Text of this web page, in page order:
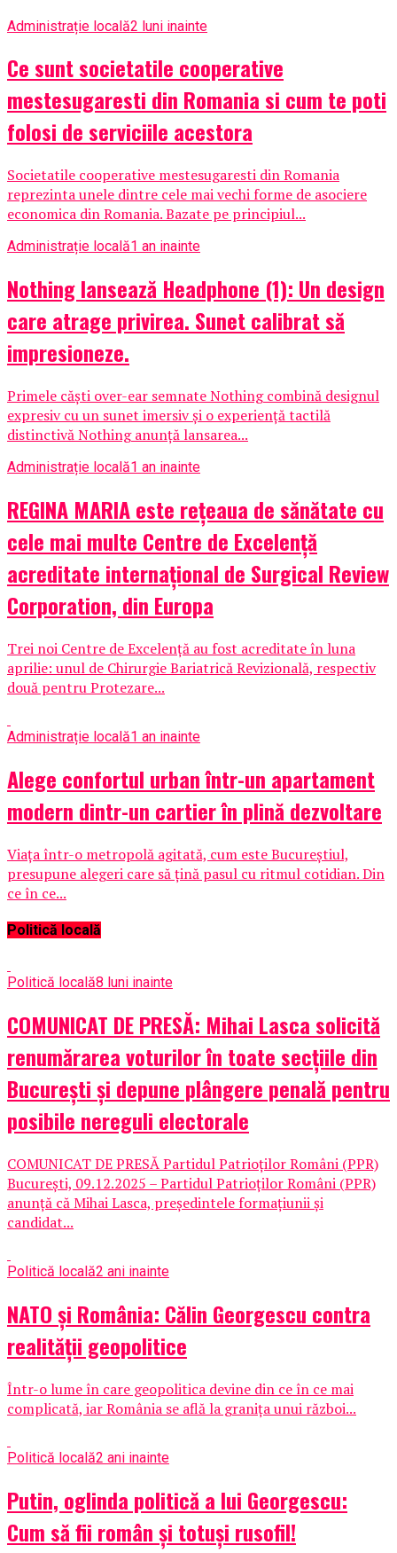
Administrație locală2 luni inainte
Ce sunt societatile cooperative
mestesugaresti din Romania si cum te poti
folosi de serviciile acestora
Societatile cooperative mestesugaresti din Romania
reprezinta unele dintre cele mai vechi forme de asociere
economica din Romania. Bazate pe principiul...
Administrație locală1 an inainte
Nothing lansează Headphone (1): Un design
care atrage privirea. Sunet calibrat să
impresioneze.
Primele căști over-ear semnate Nothing combină designul
expresiv cu un sunet imersiv și o experiență tactilă
distinctivă Nothing anunță lansarea...
Administrație locală1 an inainte
REGINA MARIA este rețeaua de sănătate cu
cele mai multe Centre de Excelență
acreditate internațional de Surgical Review
Corporation, din Europa
Trei noi Centre de Excelență au fost acreditate în luna
aprilie: unul de Chirurgie Bariatrică Revizională, respectiv
două pentru Protezare...
Administrație locală1 an inainte
Alege confortul urban într-un apartament
modern dintr-un cartier în plină dezvoltare
Viața într-o metropolă agitată, cum este Bucureștiul,
presupune alegeri care să țină pasul cu ritmul cotidian. Din
ce în ce...
Politică locală
Politică locală8 luni inainte
COMUNICAT DE PRESĂ: Mihai Lasca solicită
renumărarea voturilor în toate secțiile din
București și depune plângere penală pentru
posibile nereguli electorale
COMUNICAT DE PRESĂ Partidul Patrioților Români (PPR)
București, 09.12.2025 – Partidul Patrioților Români (PPR)
anunță că Mihai Lasca, președintele formațiunii și
candidat...
Politică locală2 ani inainte
NATO și România: Călin Georgescu contra
realității geopolitice
Într-o lume în care geopolitica devine din ce în ce mai
complicată, iar România se află la granița unui război...
Politică locală2 ani inainte
Putin, oglinda politică a lui Georgescu:
Cum să fii român și totuși rusofil!